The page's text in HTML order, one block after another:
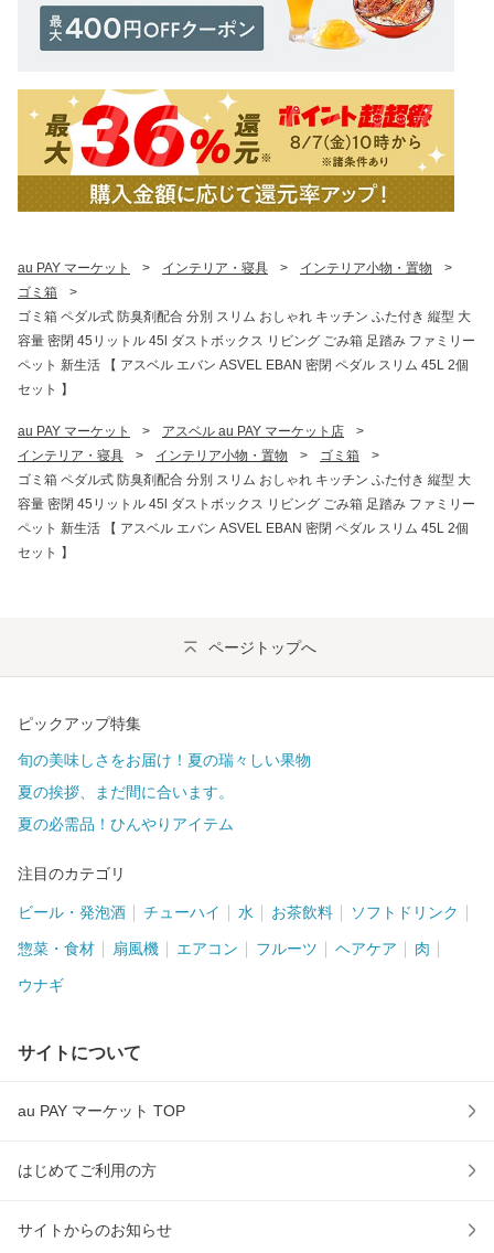
au PAY マーケット > インテリア・寝具 > インテリア小物・置物
>
ゴミ箱
>
ゴミ箱 ペダル式 防臭剤配合 分別 スリム おしゃれ キッチン ふた付き 縦型 大
容量 密閉 45リットル 45l ダストボックス リビング ごみ箱 足踏み ファミリー
ペット 新生活 【 アスベル エバン ASVEL EBAN 密閉 ペダル スリム 45L 2個
セット 】
au PAY マーケット > アスベル au PAY マーケット店
>
インテリア・寝具
> インテリア小物・置物 > ゴミ箱
>
ゴミ箱 ペダル式 防臭剤配合 分別 スリム おしゃれ キッチン ふた付き 縦型 大
容量 密閉 45リットル 45l ダストボックス リビング ごみ箱 足踏み ファミリー
ペット 新生活 【 アスベル エバン ASVEL EBAN 密閉 ペダル スリム 45L 2個
セット 】
ページトップへ
ピックアップ特集
旬の美味しさをお届け！夏の瑞々しい果物
夏の挨拶、まだ間に合います。
夏の必需品！ひんやりアイテム
注目のカテゴリ
ビール・発泡酒 チューハイ 水 お茶飲料 ソフトドリンク
惣菜・食材 扇風機 エアコン フルーツ ヘアケア 肉
ウナギ
サイトについて
au PAY マーケット TOP
はじめてご利用の方
サイトからのお知らせ